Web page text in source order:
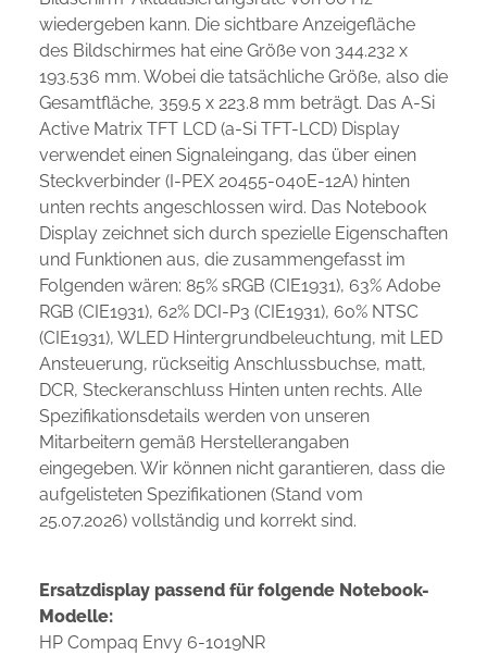
wiedergeben kann. Die sichtbare Anzeigefläche
des Bildschirmes hat eine Größe von 344.232 x
193.536 mm. Wobei die tatsächliche Größe, also die
Gesamtfläche, 359.5 x 223.8 mm beträgt. Das A-Si
Active Matrix TFT LCD (a-Si TFT-LCD) Display
verwendet einen Signaleingang, das über einen
Steckverbinder (I-PEX 20455-040E-12A) hinten
unten rechts angeschlossen wird. Das Notebook
Display zeichnet sich durch spezielle Eigenschaften
und Funktionen aus, die zusammengefasst im
Folgenden wären: 85% sRGB (CIE1931), 63% Adobe
RGB (CIE1931), 62% DCI-P3 (CIE1931), 60% NTSC
(CIE1931), WLED Hintergrundbeleuchtung, mit LED
Ansteuerung, rückseitig Anschlussbuchse, matt,
DCR, Steckeranschluss Hinten unten rechts. Alle
Spezifikationsdetails werden von unseren
Mitarbeitern gemäß Herstellerangaben
eingegeben. Wir können nicht garantieren, dass die
aufgelisteten Spezifikationen (Stand vom
25.07.2026) vollständig und korrekt sind.
Ersatzdisplay passend für folgende Notebook-
Modelle:
HP Compaq Envy 6-1019NR